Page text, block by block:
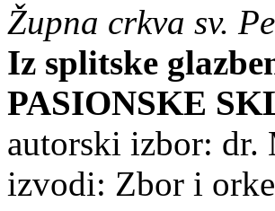
Župna crkva sv.
Iz splitske
PASIONSKE
autorski izbor: dr.
izvodi: Zbor i